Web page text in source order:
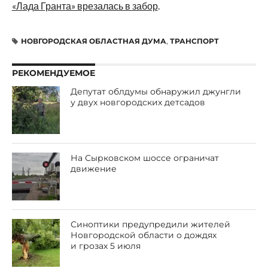
«Лада Гранта» врезалась в забор.
НОВГОРОДСКАЯ ОБЛАСТНАЯ ДУМА, ТРАНСПОРТ
РЕКОМЕНДУЕМОЕ
Депутат облдумы обнаружил джунгли
у двух новгородских детсадов
На Сырковском шоссе ограничат
движение
Синоптики предупредили жителей
Новгородской области о дождях
и грозах 5 июля